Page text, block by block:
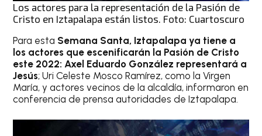
Los actores para la representación de la Pasión de
Cristo en Iztapalapa están listos. Foto: Cuartoscuro
Para esta Semana Santa, Iztapalapa ya tiene a
los actores que escenificarán la Pasión de Cristo
este 2022: Axel Eduardo González representará a
Jesús; Uri Celeste Mosco Ramírez, como la Virgen
María, y actores vecinos de la alcaldía, informaron en
conferencia de prensa autoridades de Iztapalapa.